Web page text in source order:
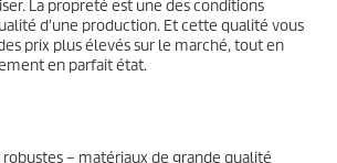
La propreté est une des conditions
d'une production. Et cette qualité vous
prix plus élevés sur le marché, tout en
en parfait état.
– matériaux de grande qualité